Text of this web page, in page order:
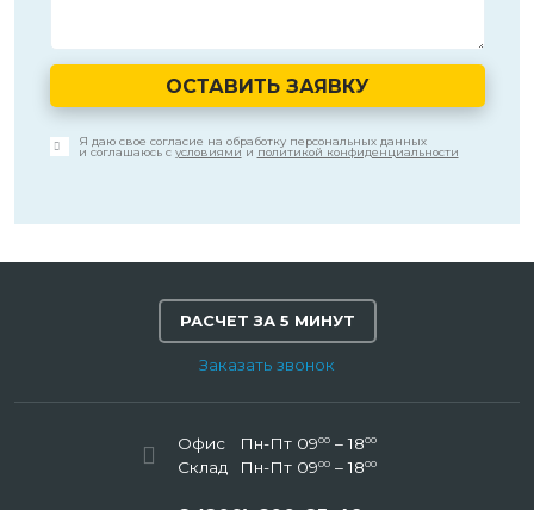
ОСТАВИТЬ ЗАЯВКУ
Я даю свое согласие на обработку персональных данных
и соглашаюсь с условиями и политикой конфиденциальности
РАСЧЕТ ЗА 5 МИНУТ
Заказать звонок
Офис Пн-Пт 0900– 1800
Склад Пн-Пт 0900– 1800